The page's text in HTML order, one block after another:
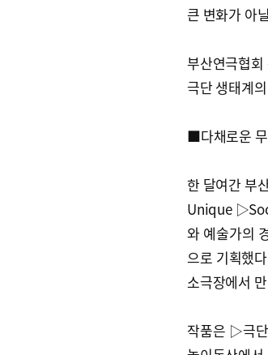
큰 변화가 아
부산연극협
극단 생태계
■다채로운
한 달여간 부
Unique
와 예술가의
으로 기획했
소극장에서
작품은 ▷극